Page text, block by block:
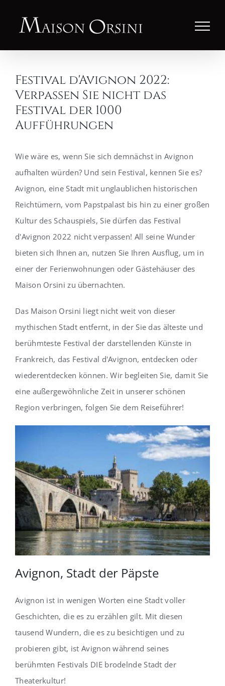
Festival d'Avignon 2022:
Verpassen Sie nicht das
Festival der 1000
Aufführungen
Wie wäre es, wenn Sie sich demnächst in Avignon
aufhalten würden? Und sein Festival, kennen Sie es?
Avignon, eine Stadt mit unglaublichen historischen
Reichtümern, vom Papstpalast bis hin zu einer großen
Kultur des Schauspiels, Sie dürfen das Festival
d'Avignon 2022 nicht verpassen! All seine Wunder
bieten sich Ihnen an, nutzen Sie Ihren Ausflug, um in
einer der Ferienwohnungen oder Gästehäuser des
Maison Orsini zu übernachten.
Das Maison Orsini liegt nicht weit von dieser
mythischen Stadt entfernt, in der Sie das älteste und
berühmteste Festival der darstellenden Künste in
Frankreich, das Festival d'Avignon, entdecken oder
wiederentdecken können. Wir begleiten Sie, damit Sie
eine außergewöhnliche Zeit in unserer schönen
Region verbringen, folgen Sie dem Reiseführer!
Avignon, Stadt der Päpste
Avignon ist in wenigen Worten eine Stadt voller
Geschichten, die es zu erzählen gilt. Mit diesen
tausend Wundern, die es zu besichtigen und zu
probieren gibt, ist Avignon während seines
berühmten Festivals DIE brodelnde Stadt der
Theaterkultur!